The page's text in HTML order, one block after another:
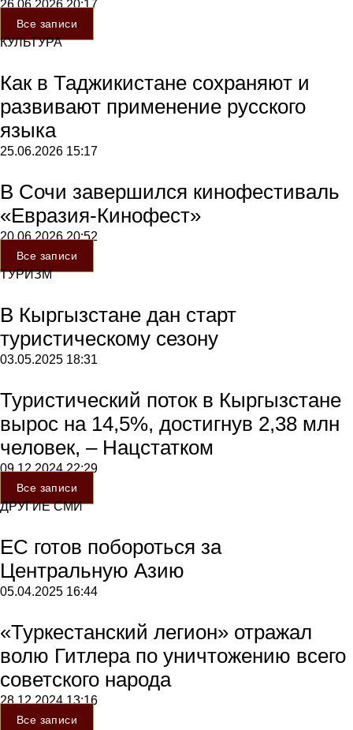
26.06.202620:17
Все записи
КУЛЬТУРА
Как в Таджикистане сохраняют и
развивают применение русского
языка
25.06.2026 15:17
В Сочи завершился кинофестиваль
«Евразия-Кинофест»
20.06.202620:52
Все записи
ТУРИЗМ
В Кыргызстане дан старт
туристическому сезону
03.05.2025 18:31
Туристический поток в Кыргызстане
вырос на 14,5%, достигнув 2,38 млн
человек, – Нацстатком
09.12.202422:29
Все записи
ДРУГИЕ СМИ
ЕС готов побороться за
Центральную Азию
05.04.2025 16:44
«Туркестанский легион» отражал
волю Гитлера по уничтожению всего
советского народа
28.12.202413:16
Все записи